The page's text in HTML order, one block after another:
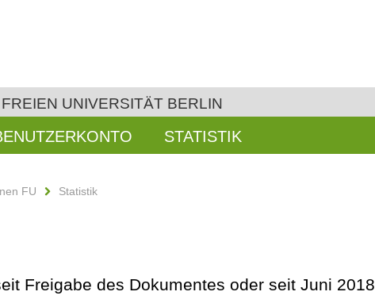
UNIVERSITÄT BERLIN
STATISTIK
FU Statistik
Freigabe des Dokumentes oder seit Juni 2018